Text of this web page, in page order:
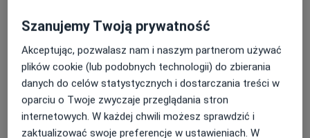
i nieinwazyjna metoda oceny znamion, która
pozwala wykryć niepokojące zmiany na bardzo
wczesnym etapie. Kilka minut może mieć
ogromne znaczenie dla Twojego zdrowia.
Jeśli zauważyłeś, że któreś ze znamion zmieniło
kolor, kształt lub wielkość albo po prostu dawno
nie kontrolowałeś swojej skóry – umów się na
Szanujemy Twoją prywatność
Akceptując, pozwalasz nam i naszym partnerom używać
plików cookie (lub podobnych technologii) do zbierania
danych do celów statystycznych i dostarczania treści w
oparciu o Twoje zwyczaje przeglądania stron
internetowych. W każdej chwili możesz sprawdzić i
zaktualizować swoje preferencje w ustawieniach. W